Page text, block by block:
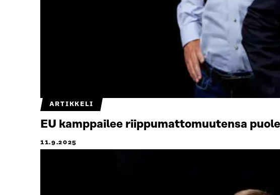
ARTIKKELI
EU kamppailee riippumattomuutensa
11.9.2025